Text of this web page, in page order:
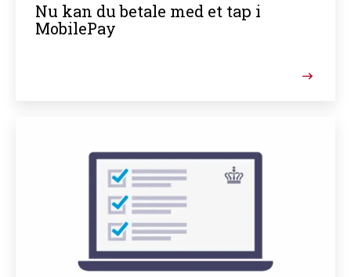
Nu kan du betale med et tap i
MobilePay